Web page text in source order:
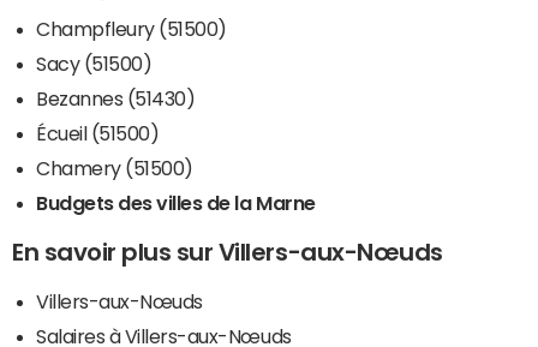
Champfleury (51500)
Sacy (51500)
Bezannes (51430)
Écueil (51500)
Chamery (51500)
Budgets des villes de la Marne
En savoir plus sur Villers-aux-Nœuds
Villers-aux-Nœuds
Salaires à Villers-aux-Nœuds